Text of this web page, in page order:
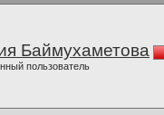
Баймухаметова
пользователь